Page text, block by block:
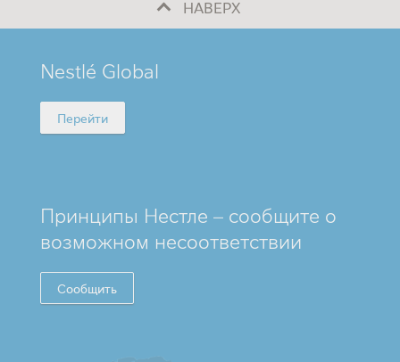
НАВЕРХ
FOOTER
Nestlé Global
Перейти
Принципы Нестле – сообщите о
возможном несоответствии
Сообщить